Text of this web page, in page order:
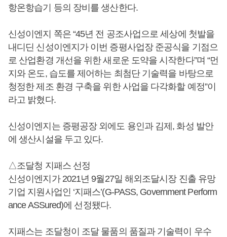
항온항습기 등의 장비를 생산한다.
신성이엔지 쪽은 “45년 전 공조사업으로 세상에 첫발을
내디딘 신성이엔지가 이번 증평사업장 준공식을 기점으
로 산업환경 개선을 위한 새로운 도약을 시작한다”며 “먼
지와 온도, 습도를 제어하는 최첨단 기술력을 바탕으로
청정한 제조 환경 구축을 위한 사업을 다각화할 예정”이
라고 밝혔다.
신성이엔지는 증평공장 외에도 용인과 김제, 화성 발안
에 생산시설을 두고 있다.
△조달청 지패스 선정
신성이엔지가 2021년 9월27일 해외조달시장 진출 유망
기업 지원사업인 ‘지패스’(G-PASS, Government Perform
ance ASSured)에 선정됐다.
지패스는 조달청이 조달 물품의 품질과 기술력이 우수